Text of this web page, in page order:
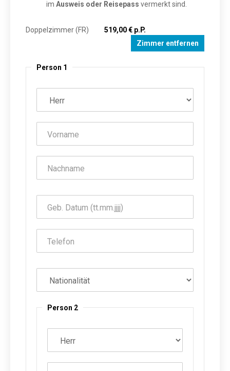
im Ausweis oder Reisepass vermerkt sind.
Doppelzimmer (FR)
519,00 € p.P.
Zimmer entfernen
Person 1
Person 2